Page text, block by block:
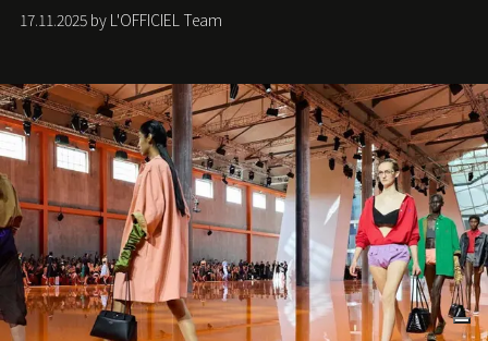
手袋更是這樣存在，自問世至今，一直有着舉足輕重的地
位。如果說每個女生的第一個夢想手袋是 Chanel，那 2.55
愛它的雋永與優雅。那麼這個手袋是怎麼誕生的呢？又為
甚麼取名叫 2.55 ？今天就由《L'Officiel HK》帶你穿越流金
歲月，回顧 2.55 的誕生故事。
17.11.2025 by L'OFFICIEL Team